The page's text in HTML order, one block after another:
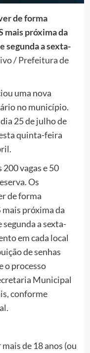
de forma
mais próxima da
segunda a sexta-
/ Prefeitura de
uma nova
no município.
25 de julho de
quinta-feira
vagas e 50
Os
de forma
mais próxima da
a sexta-
em cada local
de senhas
o processo
Municipal
conforme
de 18 anos (ou